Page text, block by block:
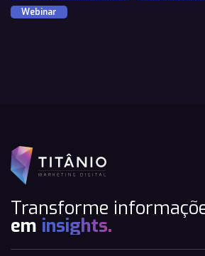
Webinar
Transforme
em insights.